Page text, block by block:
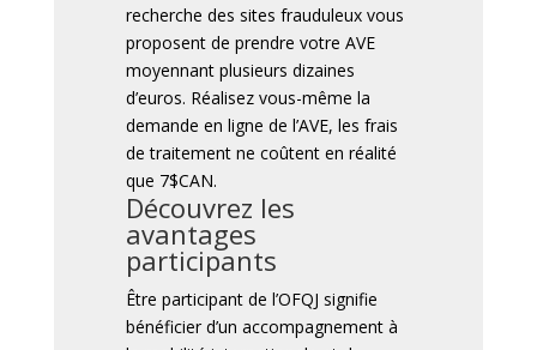
recherche des sites frauduleux vous
proposent de prendre votre AVE
moyennant plusieurs dizaines
d’euros. Réalisez vous-même la
demande en ligne de l’AVE, les frais
de traitement ne coûtent en réalité
que 7$CAN.
Découvrez les
avantages
participants
Être participant de l’OFQJ signifie
bénéficier d’un accompagnement à